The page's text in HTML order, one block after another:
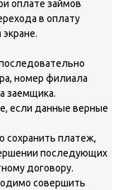
оплате займов
в оплату
номер филиала
заемщика.
если данные верные
сохранить платеж,
последующих
договору.
совершить